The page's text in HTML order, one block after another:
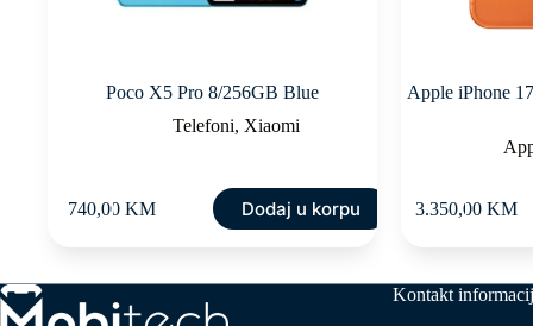
Poco X5 Pro 8/256GB Blue
Telefoni,Xiaomi
740,00KM Dodaj u korpu
Apple iPhone
3.350,00 KM
Kontakt